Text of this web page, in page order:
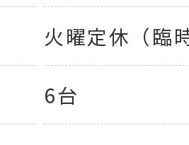
火曜定休（臨
6台